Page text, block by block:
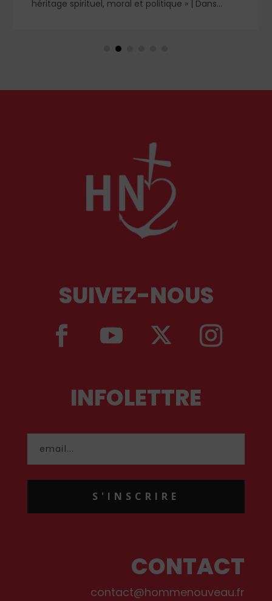
héritage spirituel, moral et politique » | Dans
Castille, mère dévouée et reine de fer, et
lit l'équilibre singulier d'une royauté en acte,
SUIVEZ-NOUS
INFOLETTRE
S'INSCRIRE
CONTACT
contact@hommenouveau.fr